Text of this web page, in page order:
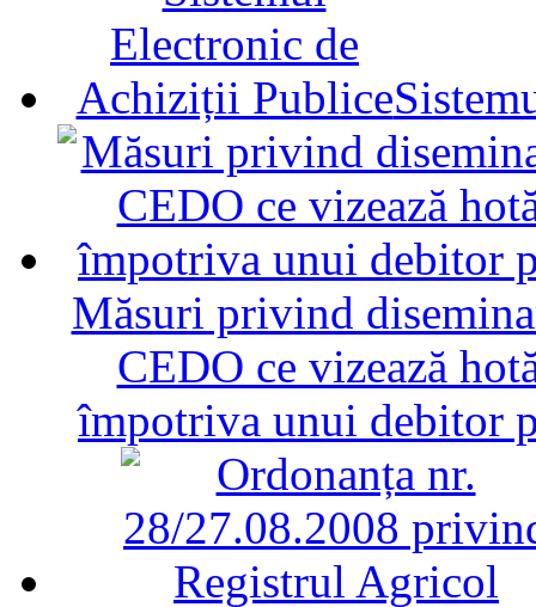
Măsuri privind
CEDO ce vizează
împotriva unui debitor